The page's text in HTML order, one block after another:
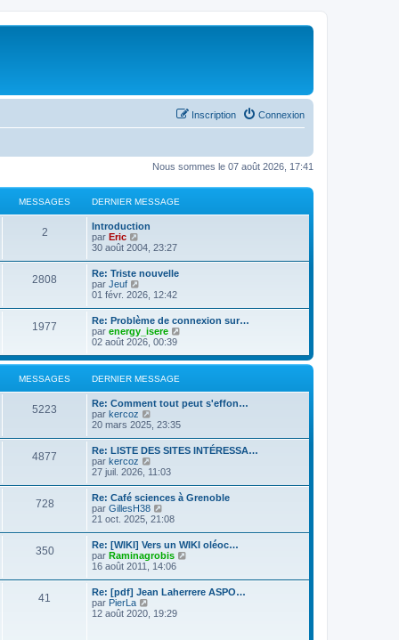
Connexion
Inscription
Nous sommes le 07 août 2026, 17:41
MESSAGES DERNIER MESSAGE
2
Introduction
par Eric
o
u
l
t
e
r
l
e
d
e
r
n
i
e
r
m
e
s
s
a
30 août 2004, 23:27
2808
Re: Triste nouvelle
par Jeuf
o
u
l
t
e
r
l
e
d
e
r
i
e
r
m
e
s
s
a
e
01 févr. 2026, 12:42
1977
Re: Problème de connexion sur…
par energy_isere
s
t
e
e
d
i
e
e
s
s
02 août 2026, 00:39
MESSAGES DERNIER MESSAGE
5223
Re: Comment tout peut s'effon…
par kercoz
o
s
u
l
t
e
r
e
d
e
r
n
i
e
r
e
20 mars 2025, 23:35
4877
Re: LISTE DES SITES INTÉRESSA…
par kercoz
o
u
l
t
e
r
l
e
d
e
r
n
27 juil. 2026, 11:03
728
Re: Café sciences à Grenoble
par GillesH38
o
u
l
t
e
r
e
21 oct. 2025, 21:08
350
Re: [WIKI] Vers un WIKI oléoc…
par Raminagrobis
u
16 août 2011, 14:06
41
Re: [pdf] Jean Laherrere ASPO…
par PierLa
o
12 août 2020, 19:29